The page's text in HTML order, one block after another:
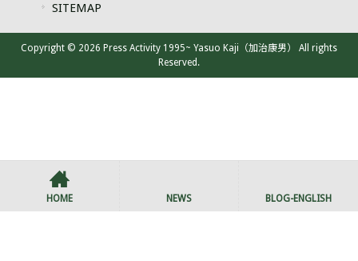
SITEMAP
Copyright © 2026 Press Activity 1995~ Yasuo Kaji（加治康男） All rights
Reserved.
HOME NEWS BLOG-ENGLISH